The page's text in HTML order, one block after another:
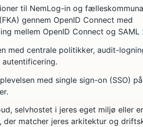
til NemLog-in og
gennem OpenID Connect med
mellem OpenID Connect og SAML
med centrale politikker, audit-
med single sign-on (SSO) på
selvhostet i jeres eget miljø eller
der matcher jeres arkitektur og